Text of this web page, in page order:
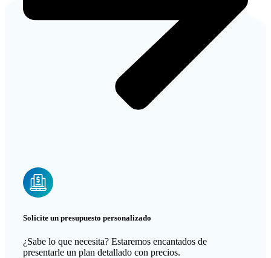
Solicite un presupuesto personalizado
¿Sabe lo que necesita? Estaremos encantados de
presentarle un plan detallado con precios.